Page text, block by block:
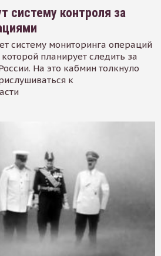
систему контроля за
систему мониторинга операций
планирует следить за
На это кабмин толкнуло
к